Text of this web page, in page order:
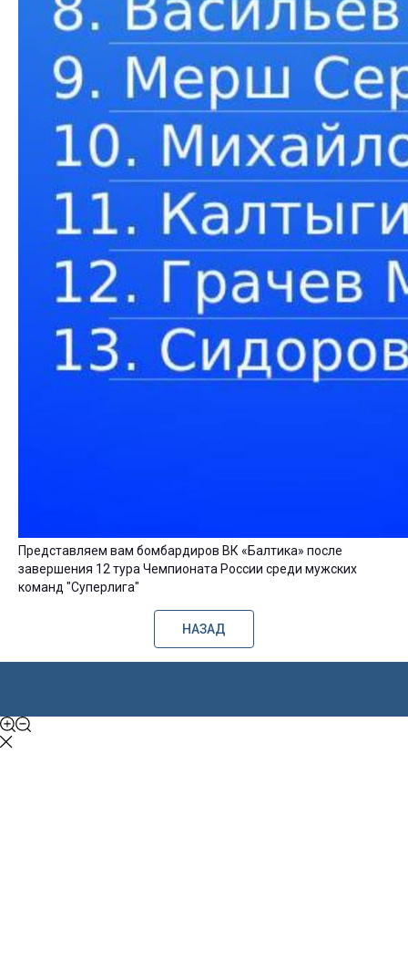
Представляем вам бомбардиров ВК «Балтика» после
завершения 12 тура Чемпионата России среди мужских
команд "Суперлига"
НАЗАД